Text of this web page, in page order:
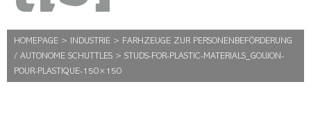
HOMEPAGE > INDUSTRIE > FARHZEUGE ZUR PERSONENBEFÖRDERUNG
/ AUTONOME SCHUTTLES > STUDS-FOR-PLASTIC-MATERIALS_GOUJON-
POUR-PLASTIQUE-150×150